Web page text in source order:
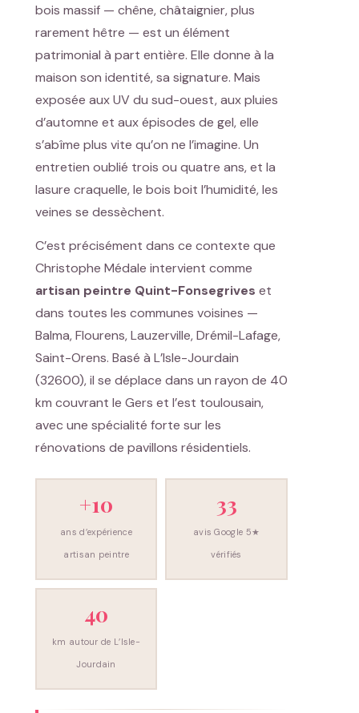
bois massif — chêne, châtaignier, plus
rarement hêtre — est un élément
patrimonial à part entière. Elle donne à la
maison son identité, sa signature. Mais
exposée aux UV du sud-ouest, aux pluies
d’automne et aux épisodes de gel, elle
s’abîme plus vite qu’on ne l’imagine. Un
entretien oublié trois ou quatre ans, et la
lasure craquelle, le bois boit l’humidité, les
veines se dessèchent.
C’est précisément dans ce contexte que
Christophe Médale intervient comme
artisan peintre Quint-Fonsegrives et
dans toutes les communes voisines —
Balma, Flourens, Lauzerville, Drémil-Lafage,
Saint-Orens. Basé à L’Isle-Jourdain
(32600), il se déplace dans un rayon de 40
km couvrant le Gers et l’est toulousain,
avec une spécialité forte sur les
rénovations de pavillons résidentiels.
+10
ans d’expérience
artisan peintre
33
avis Google 5★
vérifiés
40
km autour de L’Isle-
Jourdain